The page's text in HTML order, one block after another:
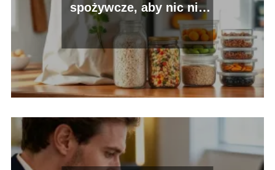
spożywcze, aby nic nie
wyrzucać?